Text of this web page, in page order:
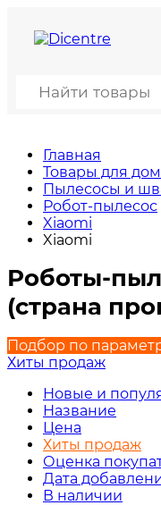
Главная
Товары для
Пылесосы и
Робот-пылесос
Xiaomi
Xiaomi
Роботы-
(страна
Подбор по
Хиты продаж
Новые и
Название
Цена
Хиты продаж
Оценка
Дата
В наличии